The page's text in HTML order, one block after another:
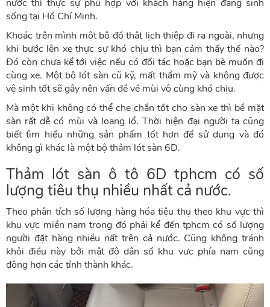
nước thì thực sự phù hợp với khách hàng hiện đang sinh
sống tại Hồ Chí Minh.
Khoác trên mình một bô đồ thật lịch thiệp đi ra ngoài, nhưng
khi bước lên xe thực sự khó chịu thì bạn cảm thấy thế nào?
Đó còn chưa kể tới việc nếu có đối tác hoặc bạn bè muốn đi
cùng xe. Một bộ lót sàn cũ kỹ, mất thẩm mỹ và không được
vệ sinh tốt sẽ gây nên vấn đề về mùi vô cùng khó chịu.
Mà một khi không có thể che chắn tốt cho sàn xe thì bề mặt
sàn rất dễ có mùi và loang lổ. Thời hiện đại người ta cũng
biết tìm hiểu những sản phẩm tốt hơn để sử dụng và đó
không gì khác là một bộ thảm lót sàn 6D.
Thảm lót sàn ô tô 6D tphcm có số
lượng tiêu thụ nhiều nhất cả nước.
Theo phân tích số lượng hàng hóa tiệu thụ theo khu vực thì
khu vực miền nam trong đó phải kể đến tphcm có số lượng
người đặt hàng nhiều nất trên cả nước. Cũng không tránh
khỏi điều này bởi mật độ dân số khu vực phía nam cũng
đông hơn các tỉnh thành khác.